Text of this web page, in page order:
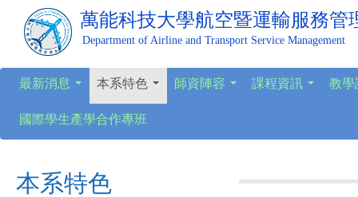
萬能科技大學航空暨運輸服務管
Department of Airline and Transport Service Management
最新消息 本系特色 師資陣容 課程資訊 教學
國際學生產學合作專班
本系特色